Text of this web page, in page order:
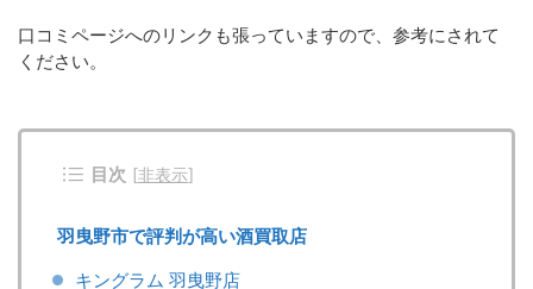
口コミページへのリンクも張っていますので、参考にされて
ください。
目次 [非表示]
羽曳野市で評判が高い酒買取店
キングラム 羽曳野店